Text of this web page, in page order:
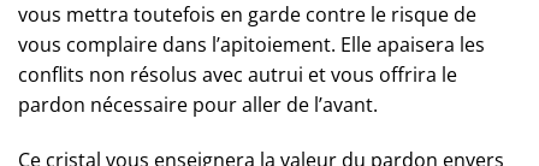
vous mettra toutefois en garde contre le risque de
vous complaire dans l’apitoiement. Elle apaisera les
conflits non résolus avec autrui et vous offrira le
pardon nécessaire pour aller de l’avant.
Ce cristal vous enseignera la valeur du pardon envers